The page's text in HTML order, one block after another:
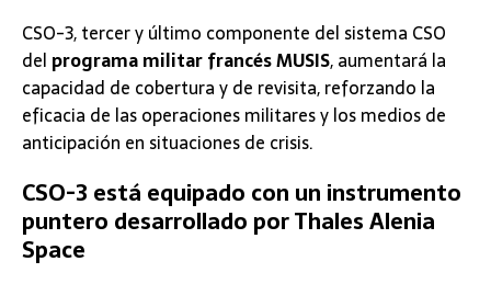
CSO-3, tercer y último componente del sistema CSO
del programa militar francés MUSIS, aumentará la
capacidad de cobertura y de revisita, reforzando la
eficacia de las operaciones militares y los medios de
anticipación en situaciones de crisis.
CSO-3 está equipado con un instrumento
puntero desarrollado por Thales Alenia
Space